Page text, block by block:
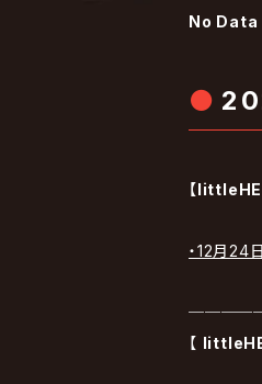
No Data
【
・12月
【